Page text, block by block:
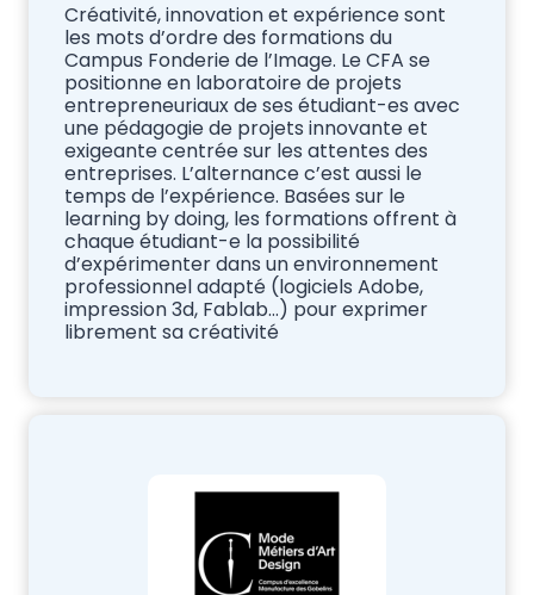
Créativité, innovation et expérience sont
les mots d’ordre des formations du
Campus Fonderie de l’Image. Le CFA se
positionne en laboratoire de projets
entrepreneuriaux de ses étudiant-es avec
une pédagogie de projets innovante et
exigeante centrée sur les attentes des
entreprises. L’alternance c’est aussi le
temps de l’expérience. Basées sur le
learning by doing, les formations offrent à
chaque étudiant-e la possibilité
d’expérimenter dans un environnement
professionnel adapté (logiciels Adobe,
impression 3d, Fablab…) pour exprimer
librement sa créativité